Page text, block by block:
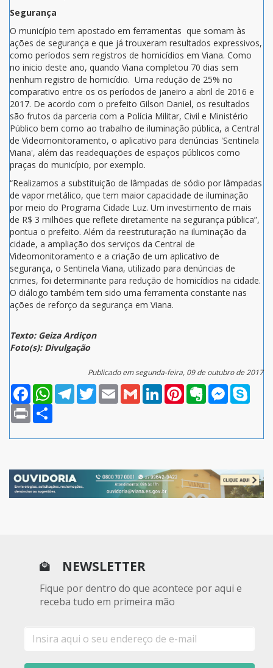
Segurança
O município tem apostado em ferramentas que somam às
ações de segurança e que já trouxeram resultados expressivos,
como períodos sem registros de homicídios em Viana. Como
no inicio deste ano, quando Viana completou 70 dias sem
nenhum registro de homicídio. Uma redução de 25% no
comparativo entre os os períodos de janeiro a abril de 2016 e
2017. De acordo com o prefeito Gilson Daniel, os resultados
são frutos da parceria com a Polícia Militar, Civil e Ministério
Público bem como ao trabalho de iluminação pública, a Central
de Videomonitoramento, o aplicativo para denúncias 'Sentinela
Viana', além das readequações de espaços públicos como
praças do município, por exemplo.
“Realizamos a substituição de lâmpadas de sódio por lâmpadas
de vapor metálico, que tem maior capacidade de iluminação
por meio do Programa Cidade Luz. Um investimento de mais
de R$ 3 milhões que reflete diretamente na segurança pública”,
pontua o prefeito. Além da reestruturação na iluminação da
cidade, a ampliação dos serviços da Central de
Videomonitoramento e a criação de um aplicativo de
segurança, o Sentinela Viana, utilizado para denúncias de
crimes, foi determinante para redução de homicídios na cidade.
O diálogo também tem sido uma ferramenta constante nas
ações de reforço da segurança em Viana.
Texto: Geiza Ardiçon
Foto(s): Divulgação
Publicado em segunda-feira, 09 de outubro de 2017
FacebookWhatsAppTelegramTwitterEmail Gmail LinkedInPinterestEvernoteMessenger
Print
NEWSLETTER
Fique por dentro do que acontece por aqui e
receba tudo em primeira mão
mail